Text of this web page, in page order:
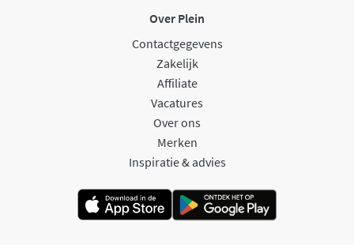
Over Plein
Contactgegevens
Zakelijk
Affiliate
Vacatures
Over ons
Merken
Inspiratie & advies